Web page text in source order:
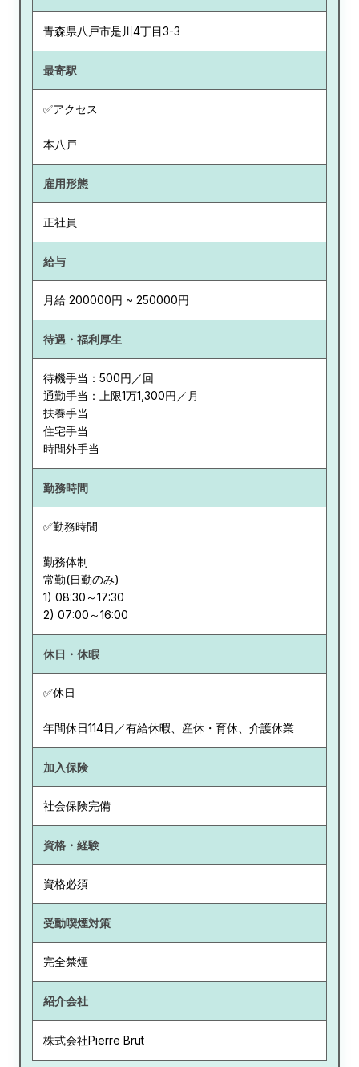
青森県八戸市是川4丁目3-3
最寄駅
✅アクセス
本八戸
雇用形態
正社員
給与
月給 200000円 ~ 250000円
待遇・福利厚生
待機手当：500円／回
通勤手当：上限1万1,300円／月
扶養手当
住宅手当
時間外手当
勤務時間
✅勤務時間
勤務体制
常勤(日勤のみ)
1) 08:30～17:30
休日・休暇
✅休日
年間休日114日／有給休暇、産休・育休、介護休業
加入保険
社会保険完備
資格・経験
資格必須
受動喫煙対策
完全禁煙
紹介会社
株式会社Pierre Brut